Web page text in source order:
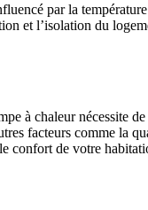
par la
et l’isolation du
à chaleur nécessite
facteurs comme la
confort de votre